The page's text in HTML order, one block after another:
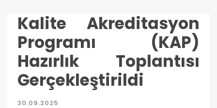
Kalite Akreditasyon
Programı (KAP)
Hazırlık Toplantısı
Gerçekleştirildi
30.09.2025